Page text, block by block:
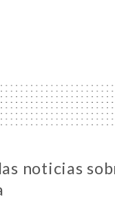
noticias